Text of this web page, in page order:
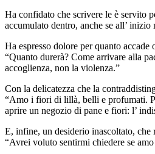
Ha confidato che scrivere le è servito
accumulato dentro, anche se all’ inizio
Ha espresso dolore per quanto
“Quanto durerà? Come arrivare alla
accoglienza, non la violenza.”
Con la delicatezza che la
“Amo i fiori di lillà, belli e profumati.
aprire un negozio di pane e fiori: l’
E, infine, un desiderio inascoltato, che
“Avrei voluto sentirmi chiedere se amo